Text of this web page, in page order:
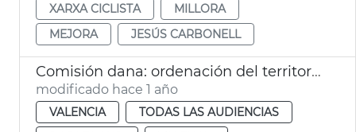
XARXA CICLISTA
MILLORA
MEJORA
JESÚS CARBONELL
Comisión dana: ordenación del territorio
modificado hace 1 año
VALENCIA
TODAS LAS AUDIENCIAS